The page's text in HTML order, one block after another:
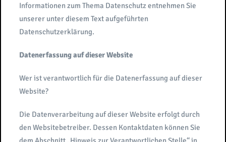
Informationen zum Thema Datenschutz entnehmen Sie
unserer unter diesem Text aufgeführten
Datenschutzerklärung.
Datenerfassung auf dieser Website
Wer ist verantwortlich für die Datenerfassung auf dieser
Website?
Die Datenverarbeitung auf dieser Website erfolgt durch
den Websitebetreiber. Dessen Kontaktdaten können Sie